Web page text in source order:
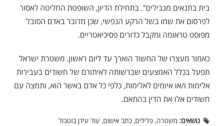
בית בתנאים מגבילים". בתחילת הדיון, השופטת החליטה לאסור
לפרסום את שמו בשל הרקע הנפשי, שכן מדובר באדם הסובל
מפוסט טראומה ומקבל כדורים פסיכיאטריים.
כאמור מעצרו של החשוד הוארך עד ליום ראשון. משטרת ישראל
תפעל בכלל האמצעים שברשותה לאיתורם של חשודים בעבירות
אלימות ו/או איומים לאלימות, כלפי כל אדם באשר הוא, ותמצה עם
חשודים אלו את הדין בהתאם.
נושאים: משטרה, פלילים, כתב אישום, עוד עידן בוטבול